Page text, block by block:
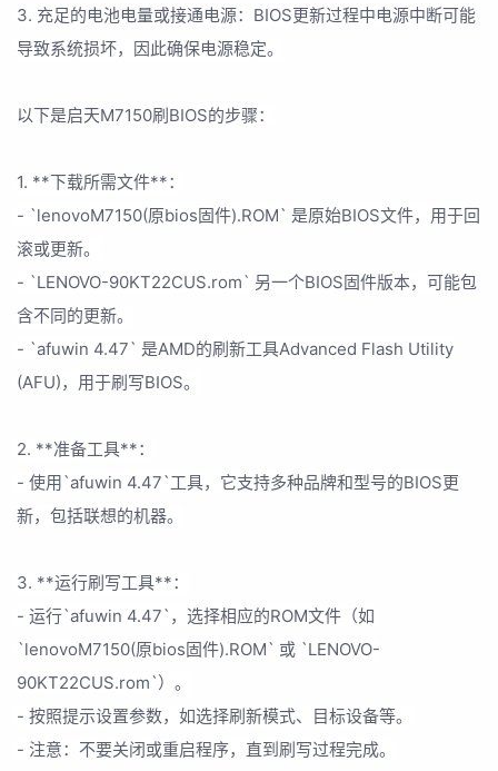
3. 充足的电池电量或接通电源：BIOS更新过程中电源中断可能
导致系统损坏，因此确保电源稳定。
以下是启天M7150刷BIOS的步骤：
1. **下载所需文件**：
- `lenovoM7150(原bios固件).ROM` 是原始BIOS文件，用于回
滚或更新。
- `LENOVO-90KT22CUS.rom` 另一个BIOS固件版本，可能包
含不同的更新。
- `afuwin 4.47` 是AMD的刷新工具Advanced Flash Utility
(AFU)，用于刷写BIOS。
2. **准备工具**：
- 使用`afuwin 4.47`工具，它支持多种品牌和型号的BIOS更
新，包括联想的机器。
3. **运行刷写工具**：
- 运行`afuwin 4.47`，选择相应的ROM文件（如
`lenovoM7150(原bios固件).ROM` 或 `LENOVO-
90KT22CUS.rom`）。
- 按照提示设置参数，如选择刷新模式、目标设备等。
- 注意：不要关闭或重启程序，直到刷写过程完成。